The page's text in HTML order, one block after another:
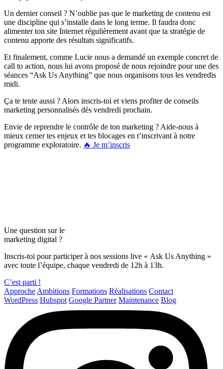
Un dernier conseil ? N’oublie pas que le marketing de contenu est
une discipline qui s’installe dans le long terme. Il faudra donc
alimenter ton site Internet régulièrement avant que ta stratégie de
contenu apporte des résultats significatifs.
Et finalement, comme Lucie nous a demandé un exemple concret de
call to action, nous lui avons proposé de nous rejoindre pour une des
séances “Ask Us Anything” que nous organisons tous les vendredis
midi.
Ça te tente aussi ? Alors inscris-toi et viens profiter de conseils
marketing personnalisés dès vendredi prochain.
Envie de reprendre le contrôle de ton marketing ? Aide-nous à
mieux cerner tes enjeux et tes blocages en t’inscrivant à notre
programme exploratoire. 🔥 Je m’inscris
Une question sur le
marketing digital ?
Inscris-toi pour participer à nos sessions live « Ask Us Anything »
avec toute l’équipe, chaque vendredi de 12h à 13h.
C’est parti !
Approche Ambitions Formations Réalisations Contact
WordPress Hubspot Google Partner Maintenance Blog